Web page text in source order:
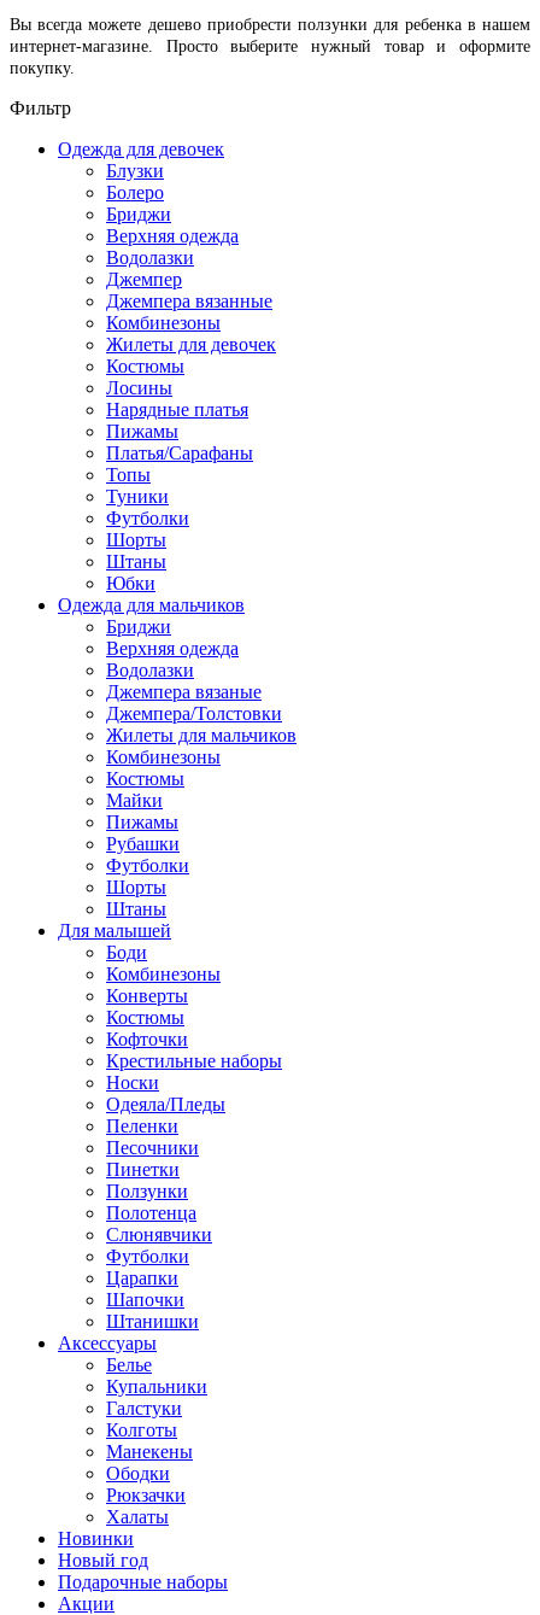
Вы всегда можете дешево приобрести ползунки для ребенка в нашем
интернет-магазине. Просто выберите нужный товар и оформите
покупку.
Фильтр
Одежда для девочек
Блузки
Болеро
Бриджи
Верхняя одежда
Водолазки
Джемпер
Джемпера вязанные
Комбинезоны
Жилеты для девочек
Костюмы
Лосины
Нарядные платья
Пижамы
Платья/Сарафаны
Топы
Туники
Футболки
Шорты
Штаны
Юбки
Одежда для мальчиков
Бриджи
Верхняя одежда
Водолазки
Джемпера вязаные
Джемпера/Толстовки
Жилеты для мальчиков
Комбинезоны
Костюмы
Майки
Пижамы
Рубашки
Футболки
Шорты
Штаны
Для малышей
Боди
Комбинезоны
Конверты
Костюмы
Кофточки
Крестильные наборы
Носки
Одеяла/Пледы
Пеленки
Песочники
Пинетки
Ползунки
Полотенца
Слюнявчики
Футболки
Царапки
Шапочки
Штанишки
Аксессуары
Белье
Купальники
Галстуки
Колготы
Манекены
Ободки
Рюкзачки
Халаты
Новинки
Новый год
Подарочные наборы
Акции